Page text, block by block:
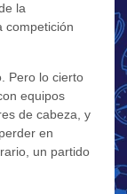
la
competición
Pero lo cierto
equipos
de cabeza, y
en
un partido